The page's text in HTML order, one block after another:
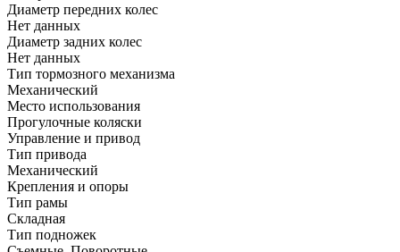
Диаметр передних колес
Нет данных
Диаметр задних колес
Нет данных
Тип тормозного механизма
Механический
Место использования
Прогулочные коляски
Управление и привод
Тип привода
Механический
Крепления и опоры
Тип рамы
Складная
Тип подножек